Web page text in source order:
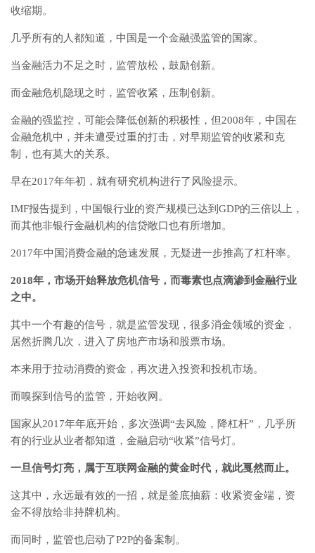
收缩期。
几乎所有的人都知道，中国是一个金融强监管的国家。
当金融活力不足之时，监管放松，鼓励创新。
而金融危机隐现之时，监管收紧，压制创新。
金融的强监控，可能会降低创新的积极性，但2008年，中国在
金融危机中，并未遭受过重的打击，对早期监管的收紧和克
制，也有莫大的关系。
早在2017年年初，就有研究机构进行了风险提示。
IMF报告提到，中国银行业的资产规模已达到GDP的三倍以上，
而其他非银行金融机构的信贷敞口也有所增加。
2017年中国消费金融的急速发展，无疑进一步推高了杠杆率。
2018年，市场开始释放危机信号，而毒素也点滴渗到金融行业
之中。
其中一个有趣的信号，就是监管发现，很多消金领域的资金，
居然折腾几次，进入了房地产市场和股票市场。
本来用于拉动消费的资金，再次进入投资和投机市场。
而嗅探到信号的监管，开始收网。
国家从2017年年底开始，多次强调“去风险，降杠杆”，几乎所
有的行业从业者都知道，金融启动“收紧”信号灯。
一旦信号灯亮，属于互联网金融的黄金时代，就此戛然而止。
这其中，永远最有效的一招，就是釜底抽薪：收紧资金端，资
金不得放给非持牌机构。
而同时，监管也启动了P2P的备案制。